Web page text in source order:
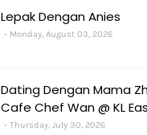
Lepak Dengan Anies
Monday, August 03, 2026
Dating Dengan Mama
Cafe Chef Wan @ KL
Thursday, July 30, 2026